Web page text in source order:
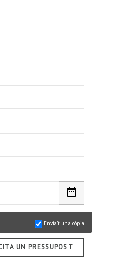
Envia't una còpia
UN PRESSUPOST